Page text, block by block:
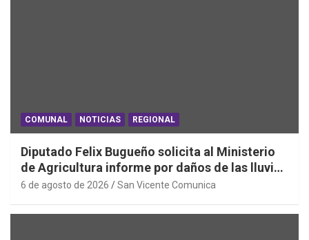
COMUNAL NOTICIAS REGIONAL
Diputado Felix Bugueño solicita al Ministerio
de Agricultura informe por daños de las lluvias
en la Región de O´Higgins
6 de agosto de 2026 San Vicente Comunica